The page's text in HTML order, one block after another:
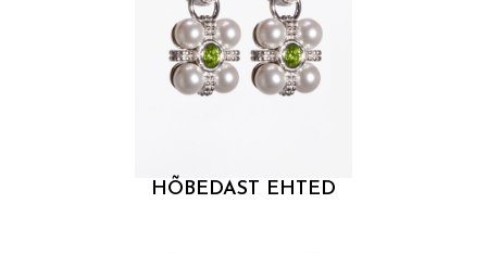
HÕBEDAST EHTED